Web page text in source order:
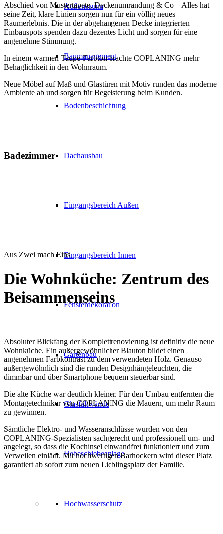
Außensauna
Baumanagement
Bodenbeschichtung
Dachausbau
Eingangsbereich Außen
Eingangsbereich Innen
Fensterdekoration
Gartenbau
Glasfaltwände
Hebeschiebeanlage
Hochwasserschutz
Abschied von Mustertapete, Deckenumrandung & Co – Alles hat
seine Zeit, klare Linien sorgen nun für ein völlig neues
Raumerlebnis. Die in der abgehangenen Decke integrierten
Einbauspots spenden dazu dezentes Licht und sorgen für eine
angenehme Stimmung.
In einem warmen Taupe-Farbton brachte COPLANING mehr
Behaglichkeit in den Wohnraum.
Neue Möbel auf Maß und Glastüren mit Motiv runden das moderne
Ambiente ab und sorgen für Begeisterung beim Kunden.
Badezimmer
Aus Zwei mach Eins
Die Wohnküche: Zentrum des
Beisammenseins
Absoluter Blickfang der Komplettrenovierung ist definitiv die neue
Wohnküche. Ein außergewöhnlicher Blauton bildet einen
angenehmen Farbkontrast zu dem verwendeten Holz. Genauso
außergewöhnlich sind die runden Designhängeleuchten, die
dimmbar und über Smartphone bequem steuerbar sind.
Die alte Küche war deutlich kleiner. Für den Umbau entfernten die
Montagetechniker von COPLANING die Mauern, um mehr Raum
zu gewinnen.
Sämtliche Elektro- und Wasseranschlüsse wurden von den
COPLANING-Spezialisten sachgerecht und professionell um- und
angelegt, so dass die Kochinsel einwandfrei funktioniert und zum
Verweilen einlädt. Mit hochwertigen Barhockern wird dieser Platz
garantiert ab sofort zum neuen Lieblingsplatz der Familie.